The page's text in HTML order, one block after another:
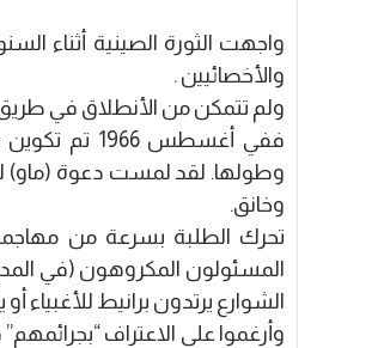
واجهت الثورة الصينية أثناء
والأخصائيين .
ولم تتمكن من الأنطلاق في طريق
ففي أغسطس
وطولها. لقد لمست دعوة (ماو)
وخانق.
تحرك الطلبة بسرعة من
المسئولون المكروهون (في
الشوارع يرتدون برانيط